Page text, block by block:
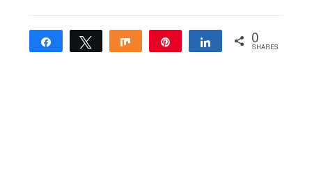
Share Tweet Share Share 0
SHARES